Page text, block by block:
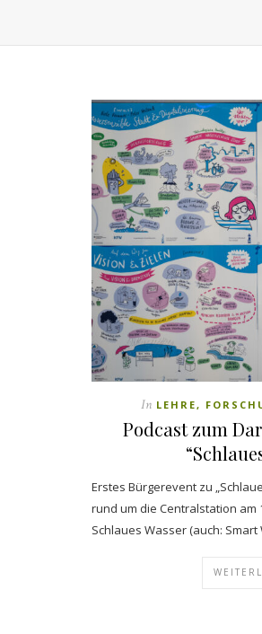
In LEHRE,
Podcast zum
Erstes Bürgerevent zu
rund um die Centralstation am
Schlaues Wasser (auch: